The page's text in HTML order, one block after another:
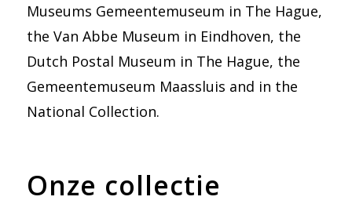
Museums Gemeentemuseum in The Hague,
the Van Abbe Museum in Eindhoven, the
Dutch Postal Museum in The Hague, the
Gemeentemuseum Maassluis and in the
National Collection.
Onze collectie